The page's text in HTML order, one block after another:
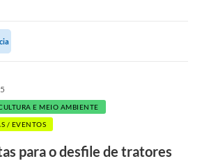
E MEIO AMBIENTE
/ EVENTOS
para o desfile de tratores